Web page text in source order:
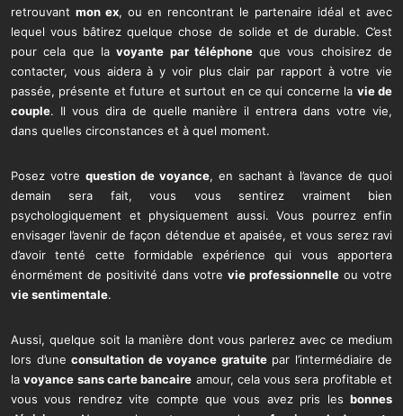
retrouvant mon ex, ou en rencontrant le partenaire idéal et avec
lequel vous bâtirez quelque chose de solide et de durable. C’est
pour cela que lavoyante par téléphoneque vous choisirez de
contacter, vous aidera à y voir plus clair par rapport à votre vie
passée, présente et future et surtout en ce qui concerne la vie de
couple. Il vous dira de quelle manière il entrera dans votre vie,
dans quelles circonstances et à quel moment.
Posez votre question de voyance, en sachant à l’avance de quoi
demain sera fait, vous vous sentirez vraiment bien
psychologiquement et physiquement aussi. Vous pourrez enfin
envisager l’avenir de façon détendue et apaisée, et vous serez ravi
d’avoir tenté cette formidable expérience qui vous apportera
énormément de positivité dans votre vie professionnelle ou votre
vie sentimentale.
Aussi, quelque soit la manière dont vous parlerez avec ce medium
lors d’une consultation de voyance gratuitepar l’intermédiaire de
lavoyance sans carte bancaire amour, cela vous sera profitable et
vous vous rendrez vite compte que vous avez pris les bonnes